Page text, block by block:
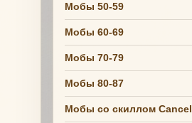
Мобы 50-59
Мобы 60-69
Мобы 70-79
Мобы 80-87
Мобы со скиллом Cancel